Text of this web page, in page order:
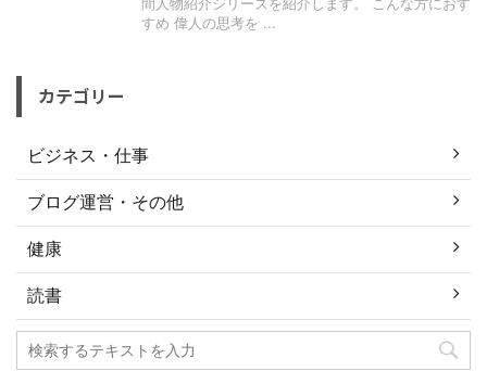
すめ 偉人の思考を ...
カテゴリー
ビジネス・仕事
ブログ運営・その他
健康
読書